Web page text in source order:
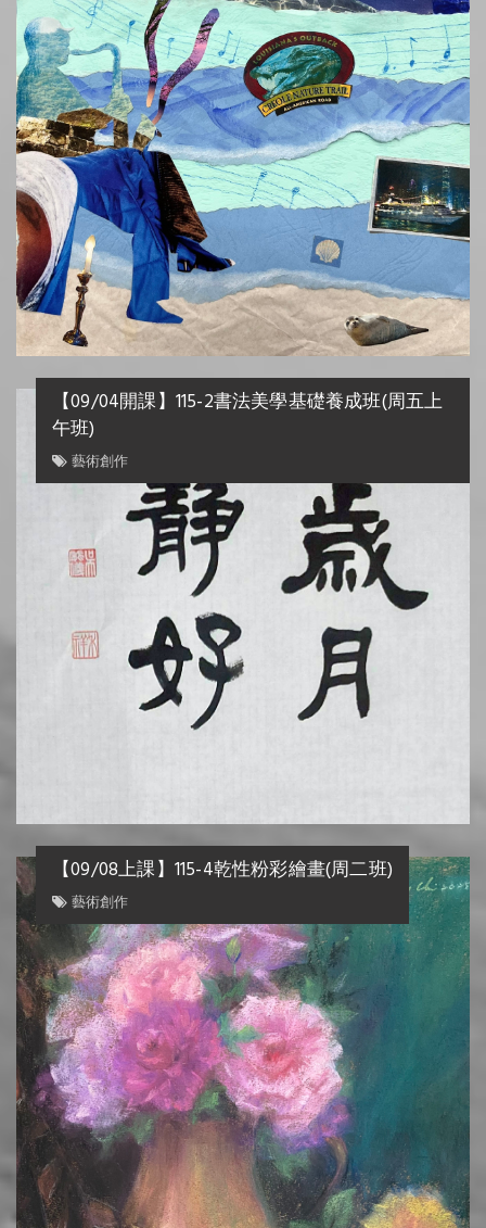
繳費系統教學(網路ATM、超商代碼、臺灣銀
注意事項
【09/
【09/
藝術